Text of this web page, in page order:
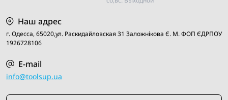
Наш адрес
г. Одесса, 65020,ул. Раскидайловская 31 Заложнiкова Є. М. ФОП ЄДРПОУ
1926728106
E-mail
info@toolsup.ua